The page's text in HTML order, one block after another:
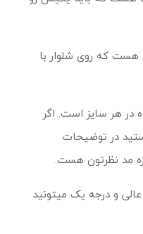
که روی شلوار با
در هر سایز است. اگر
در توضیحات
مد نظرتون هست.
و درجه یک میتونید